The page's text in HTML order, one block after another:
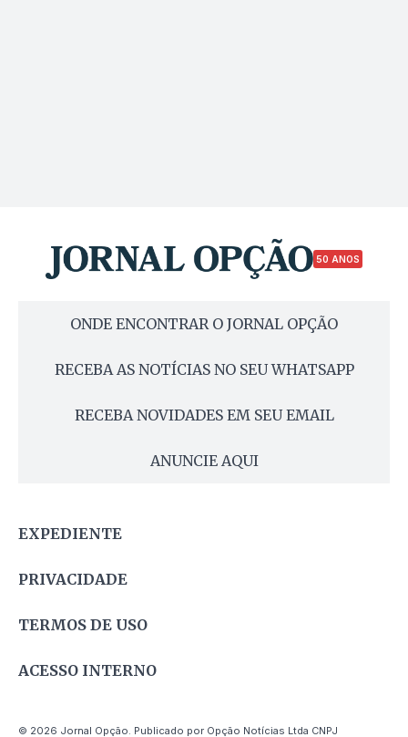
50 ANOS
ONDE ENCONTRAR O JORNAL OPÇÃO
RECEBA AS NOTÍCIAS NO SEU WHATSAPP
RECEBA NOVIDADES EM SEU EMAIL
ANUNCIE AQUI
EXPEDIENTE
PRIVACIDADE
TERMOS DE USO
ACESSO INTERNO
© 2026 Jornal Opção. Publicado por Opção Notícias Ltda CNPJ